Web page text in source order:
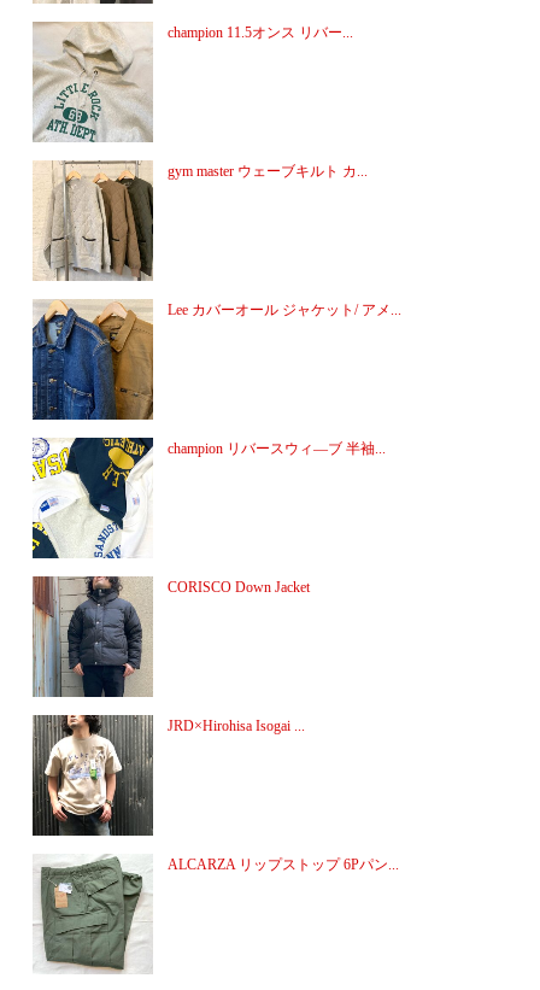
champion 11.5オンス リバー...
gym master ウェーブキルト カ...
Lee カバーオール ジャケット/ アメ...
champion リバースウィ―ブ 半袖...
CORISCO Down Jacket
JRD×Hirohisa Isogai ...
ALCARZA リップストップ 6Pパン...